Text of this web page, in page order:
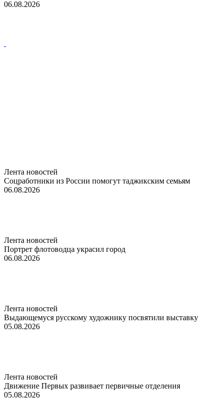
06.08.2026
Лента новостей
Соцработники из России помогут таджикским семьям
06.08.2026
Лента новостей
Портрет флотоводца украсил город
06.08.2026
Лента новостей
Выдающемуся русскому художнику посвятили выставку
05.08.2026
Лента новостей
Движение Первых развивает первичные отделения
05.08.2026